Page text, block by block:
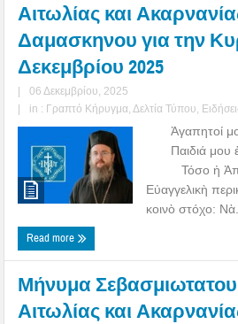
Αιτωλίας και
Δαμασκηνου για την
Δεκεμβρίου 2025
|
06 Δεκεμβρίου, 2025
|
in : Γραπτό Κήρυγμα Δελτία Τύπου
Ἀγαπητοί μου
Παιδιά μου
Τόσο ἡ
Εὐαγγελικὴ
κοινὸ στόχο:
Read more
Μήνυμα
Αιτωλίας και